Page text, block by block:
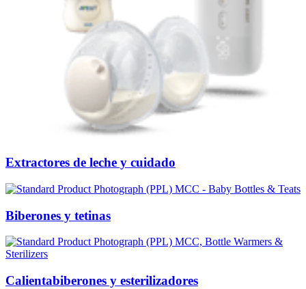
Extractores de leche y cuidado
Biberones y tetinas
Calientabiberones y esterilizadores